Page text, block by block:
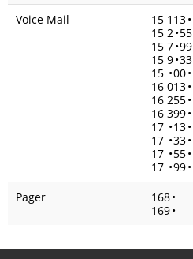
Voice Mail
15 113•
15 2•55
15 7•99
15 9•33
15 •00•
16 013•
16 255•
16 399•
17 •13•
17 •33•
17 •55•
17 •99•
Pager
168•
169•